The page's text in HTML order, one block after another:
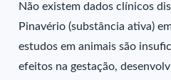
Não existem dados clínicos
Pinavério (substância ativa)
estudos em animais são
efeitos na gestação,